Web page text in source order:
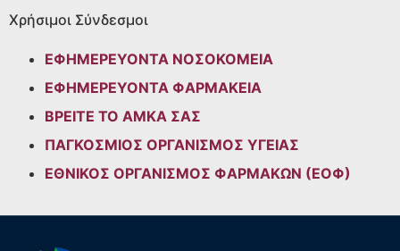
Χρήσιμοι Σύνδεσμοι
ΕΦΗΜΕΡΕΥΟΝΤΑ ΝΟΣΟΚΟΜΕΙΑ
ΕΦΗΜΕΡΕΥΟΝΤΑ ΦΑΡΜΑΚΕΙΑ
ΒΡΕΙΤΕ ΤΟ ΑΜΚΑ ΣΑΣ
ΠΑΓΚΟΣΜΙΟΣ ΟΡΓΑΝΙΣΜΟΣ ΥΓΕΙΑΣ
ΕΘΝΙΚΟΣ ΟΡΓΑΝΙΣΜΟΣ ΦΑΡΜΑΚΩΝ (ΕΟΦ)